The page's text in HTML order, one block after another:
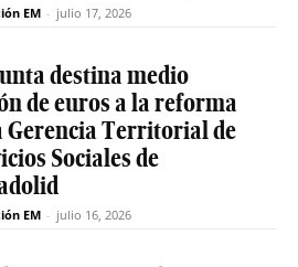
EM - julio 17, 2026
destina medio
de euros a la reforma
Gerencia Territorial de
Sociales de
EM - julio 16, 2026